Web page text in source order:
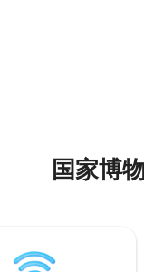
满分 5 分），共 166
国家博